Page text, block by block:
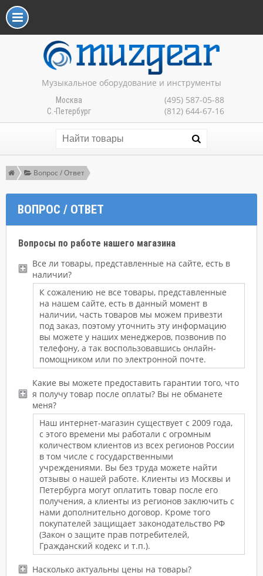
Музыкальное оборудование и инструменты
Москва (495) 587-05-88
С.-Петербург (812) 644-67-16
Вопрос / Ответ
ВОПРОС / ОТВЕТ
Вопросы по работе нашего магазина
Все ли товары, представленные на сайте, есть в
наличии?
К сожалению не все товары, представленные
на нашем сайте, есть в данный момент в
наличии, часть товаров мы можем привезти
под заказ, поэтому уточнить эту информацию
вы можете у наших менеджеров, позвонив по
телефону, а так воспользовавшись онлайн-
помощником или по электронной почте.
Какие вы можете предоставить гарантии того, что
я получу товар после оплаты? Вы не обманете
меня?
Наш интернет-магазин существует с 2009 года,
с этого времени мы работали с огромным
количеством клиентов из всех регионов России
в том числе с государственными
учреждениями. Вы без труда можете найти
отзывы о нашей работе. Клиенты из Москвы и
Петербурга могут оплатить товар после его
получения, а клиенты из регионов заключить с
нами дополнительно договор. Кроме того
покупателей защищает законодательство РФ
(Закон о защите прав потребителей,
Гражданский кодекс и т.п.).
Насколько актуальны цены на товары?